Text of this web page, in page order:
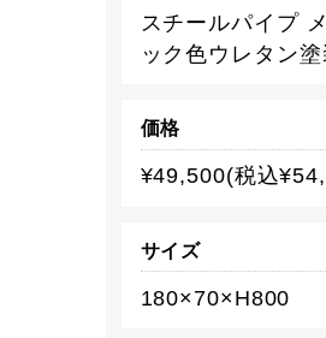
スチールパイプ
ック色ウレタン塗
価格
¥49,500(税込
サイズ
180×70×H800